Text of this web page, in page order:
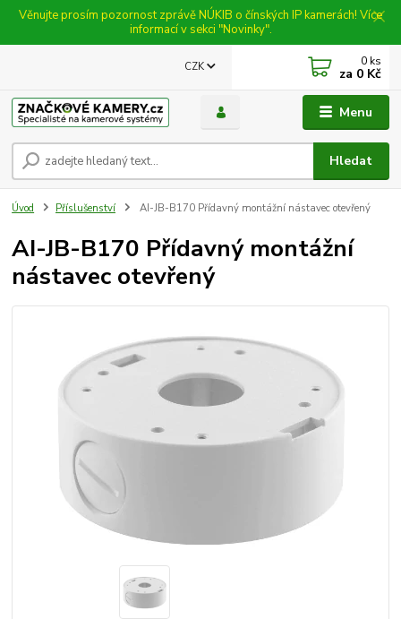
Věnujte prosím pozornost zprávě NÚKIB o čínských IP kamerách! Více
informací v sekci "Novinky".
Menu
CZK
Hledat
0 ks
za 0 Kč
Úvod Příslušenství AI-JB-B170 Přídavný montážní nástavec otevřený
AI-JB-B170 Přídavný montážní
nástavec otevřený